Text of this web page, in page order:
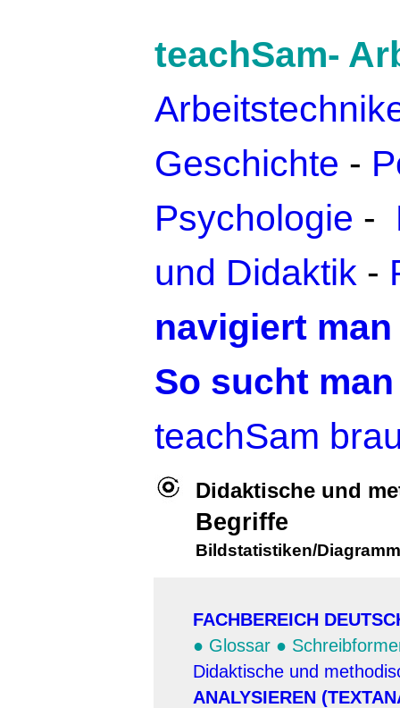
teachSam-
Geschichte -
Psychologie -
und Didaktik -
navigiert
So sucht
teachSam
Didaktische und
Begriffe
Bildstatistiken/
FACHBEREICH
● Glossar ●
Didaktische und
ANALYSIEREN